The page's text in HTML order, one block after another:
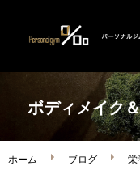
パ
ボディメイク
ホーム ブログ 栄